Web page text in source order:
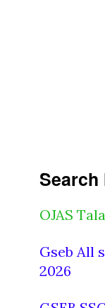
Search
OJAS
Gseb All
2026